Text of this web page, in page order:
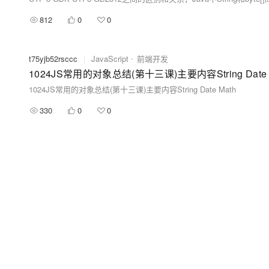
812 0 0
t75yjb52rsccc | JavaScript 前端开发
1024JS常用的对象总结(第十三课)主要内容String
1024JS常用的对象总结(第十三课)主要内容String Date Math
330
0 0